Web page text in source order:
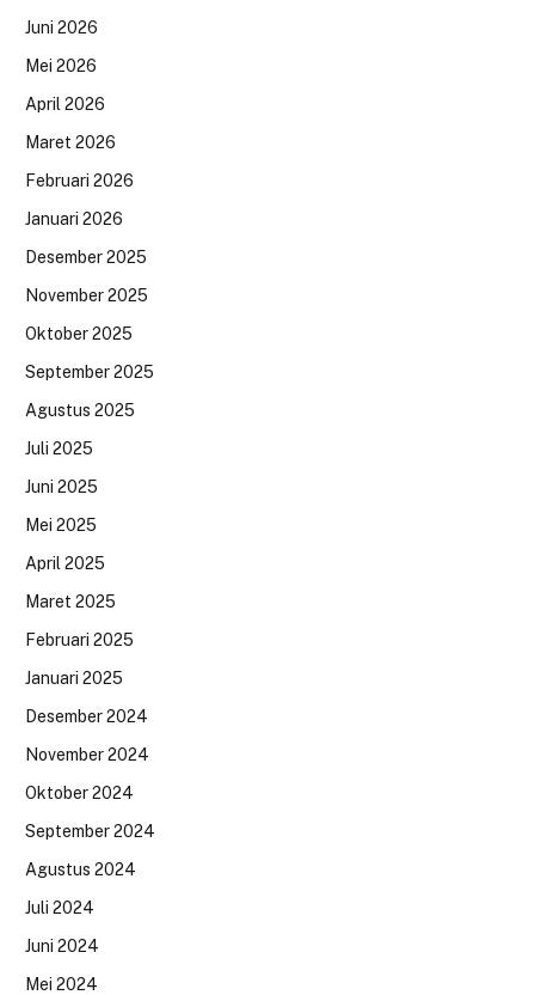
Juni 2026
Mei 2026
April 2026
Maret 2026
Februari 2026
Januari 2026
Desember 2025
November 2025
Oktober 2025
September 2025
Agustus 2025
Juli 2025
Juni 2025
Mei 2025
April 2025
Maret 2025
Februari 2025
Januari 2025
Desember 2024
November 2024
Oktober 2024
September 2024
Agustus 2024
Juli 2024
Juni 2024
Mei 2024